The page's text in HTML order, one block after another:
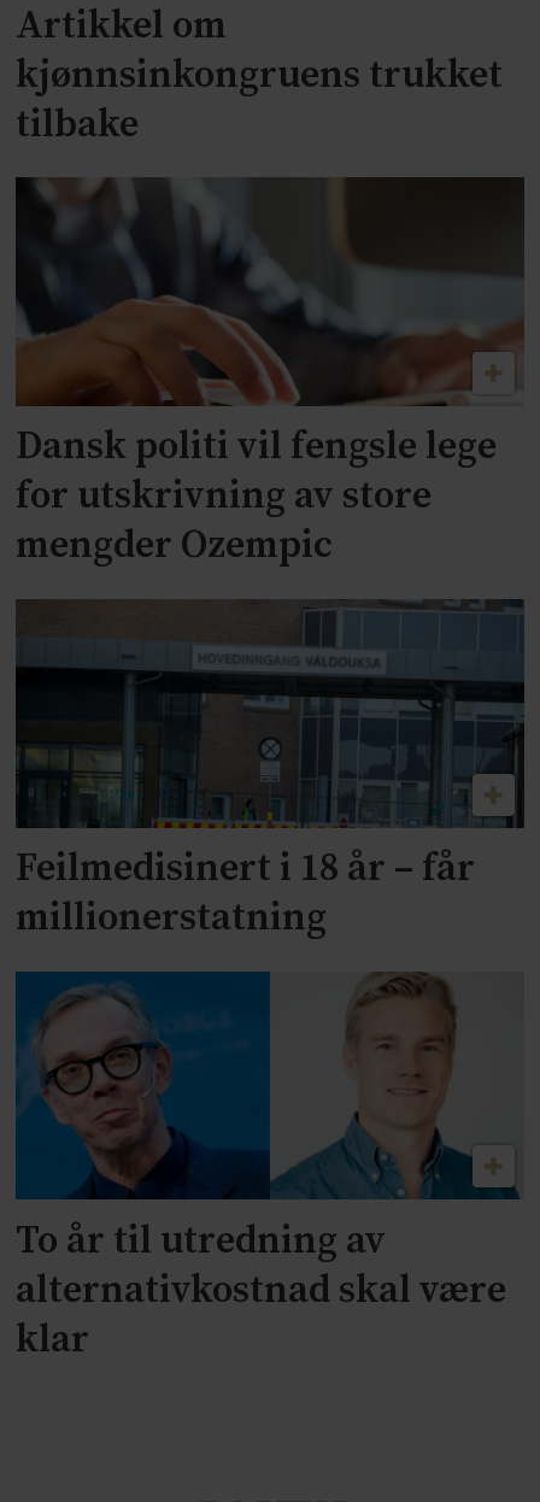
Artikkel om
kjønnsinkongruens trukket
tilbake
Dansk politi vil fengsle lege
for utskrivning av store
mengder Ozempic
Feilmedisinert i 18 år – får
millionerstatning
To år til utredning av
alternativkostnad skal være
klar